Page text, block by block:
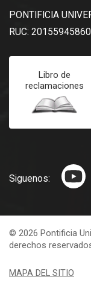
PONTIFICIA
RUC: 20155945860
Libro de
reclamaciones
Siguenos:
© 2026 Pontificia
derechos
MAPA DEL SITIO